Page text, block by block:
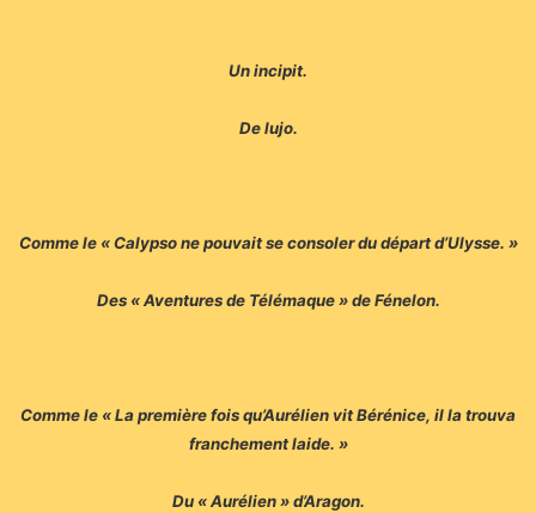
Un incipit.
De lujo.
Comme le « Calypso ne pouvait se consoler du départ d’Ulysse. »
Des « Aventures de Télémaque » de Fénelon.
Comme le « La première fois qu’Aurélien vit Bérénice, il la trouva
franchement laide. »
Du « Aurélien » d’Aragon.